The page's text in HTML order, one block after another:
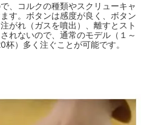
、コルクの種類やスクリューキャ
す。ボタンは感度が良く、ボタン
がれ（ガスを噴出）、離すとスト
れないので、通常のモデル（１～
）多く注ぐことが可能です。